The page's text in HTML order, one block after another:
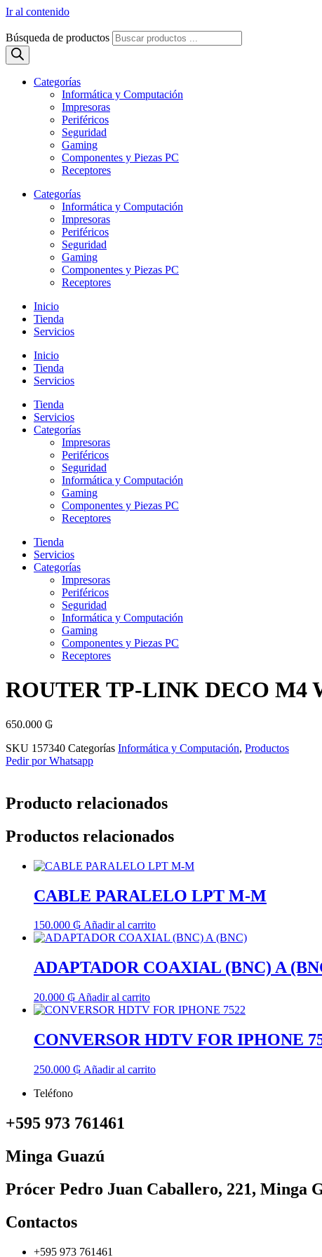
Ir al contenido
Búsqueda de productos
Categorías
Informática y Computación
Impresoras
Periféricos
Seguridad
Gaming
Componentes y Piezas PC
Receptores
Categorías
Informática y Computación
Impresoras
Periféricos
Seguridad
Gaming
Componentes y Piezas PC
Receptores
Inicio
Tienda
Servicios
Inicio
Tienda
Servicios
Tienda
Servicios
Categorías
Impresoras
Periféricos
Seguridad
Informática y Computación
Gaming
Componentes y Piezas PC
Receptores
Tienda
Servicios
Categorías
Impresoras
Periféricos
Seguridad
Informática y Computación
Gaming
Componentes y Piezas PC
Receptores
ROUTER TP-LINK DECO M4
650.000 ₲
SKU 157340 Categorías Informática y Computación, Productos
Pedir por Whatsapp
Producto relacionados
Productos relacionados
CABLE PARALELO LPT M-M
150.000 ₲ Añadir al carrito
ADAPTADOR COAXIAL (BNC) A
20.000 ₲ Añadir al carrito
CONVERSOR HDTV FOR IPHONE
250.000 ₲ Añadir al carrito
Teléfono
+595 973 761461
Minga Guazú
Prócer Pedro Juan Caballero, 221, Minga
Contactos
+595 973 761461